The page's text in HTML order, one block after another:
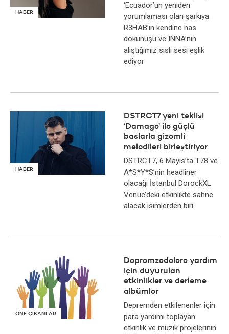
HABER
‘Ecuador’un yeniden
yorumlaması olan şarkıya
R3HAB’ın kendine has
dokunuşu ve INNA’nın
alıştığımız sisli sesi eşlik
ediyor
HABER
DSTRCT7 yeni teklisi
‘Damage’ ile güçlü
baslarla gizemli
melodileri birleştiriyor
DSTRCT7, 6 Mayıs’ta T78 ve
A*S*Y*S’nin headliner
olacağı İstanbul DorockXL
Venue’deki etkinlikte sahne
alacak isimlerden biri
ÖNE ÇIKANLAR
Depremzedelere yardım
için duyurulan
etkinlikler ve derleme
albümler
Depremden etkilenenler için
para yardımı toplayan
etkinlik ve müzik projelerinin